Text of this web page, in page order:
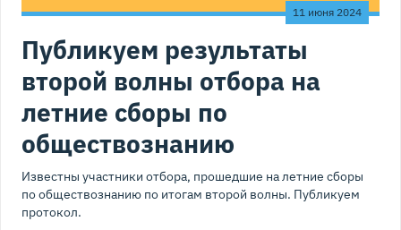
11 июня 2024
Публикуем результаты
второй волны отбора на
летние сборы по
обществознанию
Известны участники отбора, прошедшие на летние сборы
по обществознанию по итогам второй волны. Публикуем
протокол.